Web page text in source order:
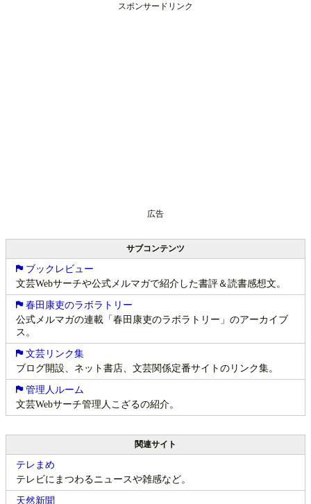
スポンサードリンク
広告
サブコンテンツ
ブックレビュー
文芸Webサーチや公式メルマガで紹介した書評＆読書感想文。
春田康吏のラボラトリー
公式メルマガの連載「春田康吏のラボラトリー」のアーカイブ
ス。
文芸リンク集
ブログ開設、ネット書店、文芸関係定番サイトのリンク集。
管理人ルーム
文芸Webサーチ管理人こざるの紹介。
関連サイト
テレまめ
テレビにまつわるニュースや雑感など。
天然新聞